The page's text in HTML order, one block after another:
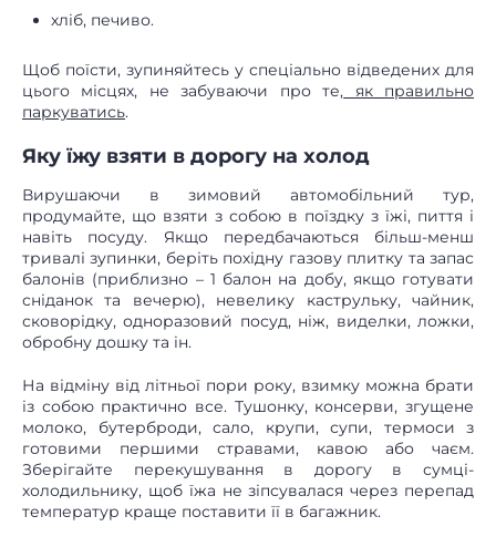
хліб, печиво.
Щоб поїсти, зупиняйтесь у спеціально відведених для
цього місцях, не забуваючи про те, як правильно
паркуватись.
Яку їжу взяти в дорогу на холод
Вирушаючи в зимовий автомобільний тур,
продумайте, що взяти з собою в поїздку з їжі, пиття і
навіть посуду. Якщо передбачаються більш-менш
тривалі зупинки, беріть похідну газову плитку та запас
балонів (приблизно – 1 балон на добу, якщо готувати
сніданок та вечерю), невелику каструльку, чайник,
сковорідку, одноразовий посуд, ніж, виделки, ложки,
обробну дошку та ін.
На відміну від літньої пори року, взимку можна брати
із собою практично все. Тушонку, консерви, згущене
молоко, бутерброди, сало, крупи, супи, термоси з
готовими першими стравами, кавою або чаєм.
Зберігайте перекушування в дорогу в сумці-
холодильнику, щоб їжа не зіпсувалася через перепад
температур краще поставити її в багажник.